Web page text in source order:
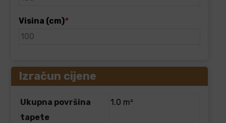
Visina (cm)*
Izračun cijene
Ukupna površina
tapete
1.0 m²